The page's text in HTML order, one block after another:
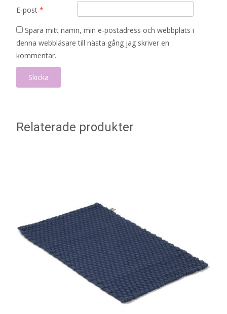
E-post *
Spara mitt namn, min e-postadress och webbplats i
denna webbläsare till nästa gång jag skriver en
kommentar.
Relaterade produkter